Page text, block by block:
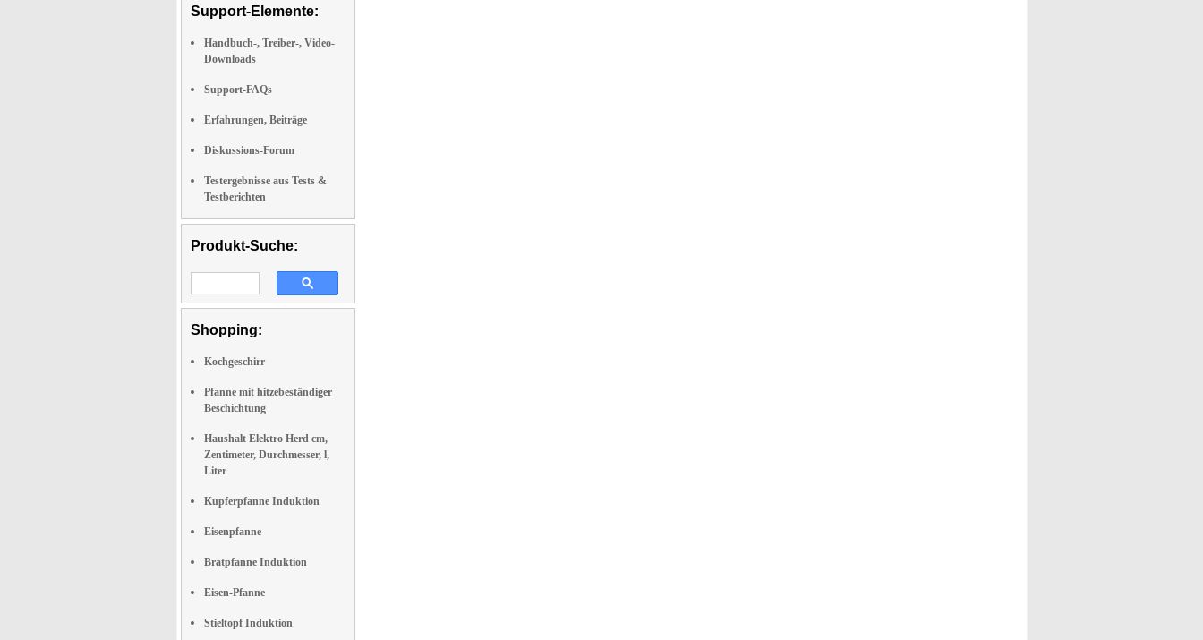
Support-Elemente:
Handbuch-, Treiber-, Video-
Downloads
Support-FAQs
Erfahrungen, Beiträge
Diskussions-Forum
Testergebnisse aus Tests &
Testberichten
Produkt-Suche:
Shopping:
Kochgeschirr
Pfanne mit hitzebeständiger
Beschichtung
Haushalt Elektro Herd cm,
Zentimeter, Durchmesser, l,
Liter
Kupferpfanne Induktion
Eisenpfanne
Bratpfanne Induktion
Eisen-Pfanne
Stieltopf Induktion